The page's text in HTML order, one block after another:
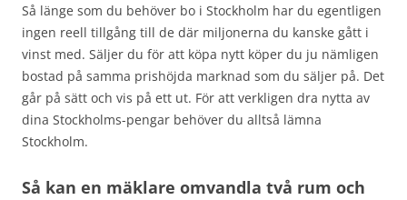
Så länge som du behöver bo i Stockholm har du egentligen
ingen reell tillgång till de där miljonerna du kanske gått i
vinst med. Säljer du för att köpa nytt köper du ju nämligen
bostad på samma prishöjda marknad som du säljer på. Det
går på sätt och vis på ett ut. För att verkligen dra nytta av
dina Stockholms-pengar behöver du alltså lämna
Stockholm.
Så kan en mäklare omvandla två rum och